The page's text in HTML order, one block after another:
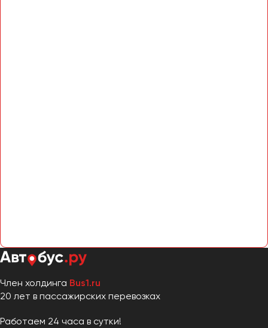
Член холдинга Bus1.ru
20 лет в пассажирских перевозках
Работаем 24 часа в сутки!